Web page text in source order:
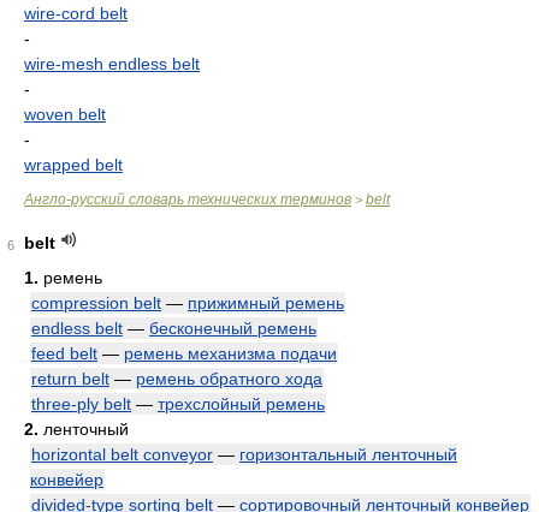
wire-cord belt
-
wire-mesh endless belt
-
woven belt
-
wrapped belt
Англо-русский словарь технических терминов > belt
6
belt
1. ремень
compression belt — прижимный ремень
endless belt — бесконечный ремень
feed belt — ремень механизма подачи
return belt — ремень обратного хода
three-ply belt — трехслойный ремень
2. ленточный
horizontal belt conveyor — горизонтальный ленточный
конвейер
divided-type sorting belt — сортировочный ленточный конвейер